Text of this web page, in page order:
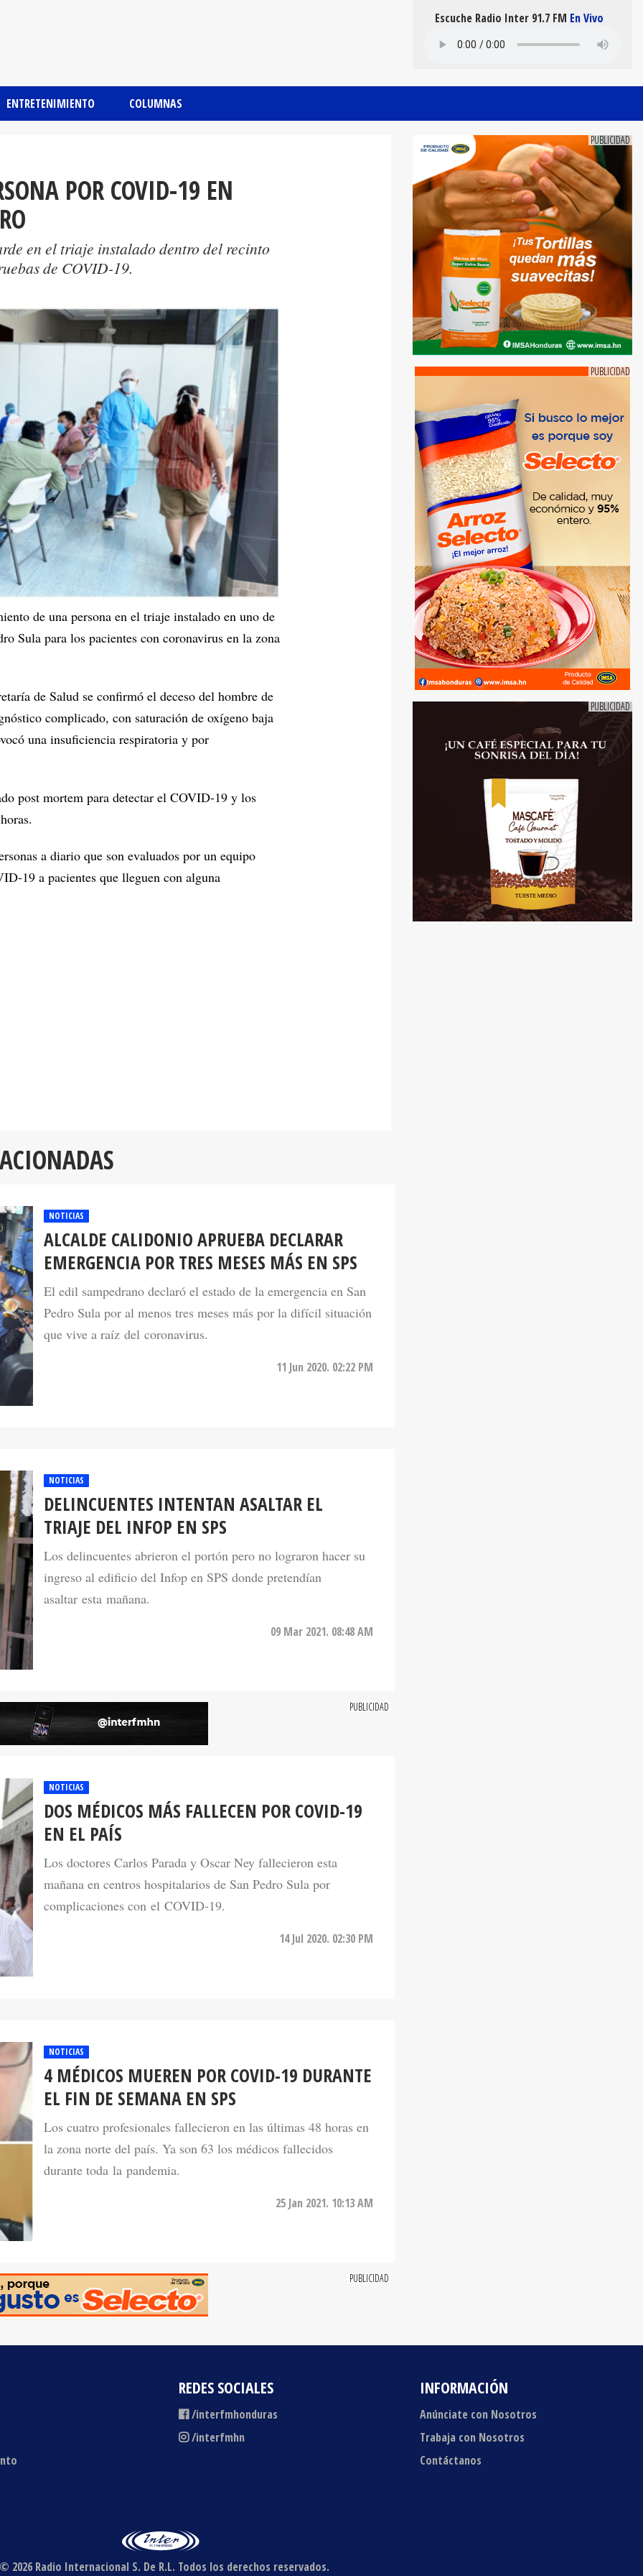
ENTRETENIMIENTO COLUMNAS
Escuche Radio Inter 91.7 FM En Vivo
POR COVID-19 EN
en el triaje instalado dentro del recinto
de COVID-19.
de una persona en el triaje instalado en uno de
Sula para los pacientes con coronavirus en la zona
de Salud se confirmó el deceso del hombre de
complicado, con saturación de oxígeno baja
una insuficiencia respiratoria y por
post mortem para detectar el COVID-19 y los
a diario que son evaluados por un equipo
19 a pacientes que lleguen con alguna
NOTICIAS
ALCALDE CALIDONIO APRUEBA DECLARAR
EMERGENCIA POR TRES MESES MÁS EN SPS
El edil sampedrano declaró el estado de la emergencia en San
Pedro Sula por al menos tres meses más por la difícil situación
que vive a raíz del coronavirus.
11 Jun 2020. 02:22 PM
NOTICIAS
DELINCUENTES INTENTAN ASALTAR EL
TRIAJE DEL INFOP EN SPS
Los delincuentes abrieron el portón pero no lograron hacer su
ingreso al edificio del Infop en SPS donde pretendían
asaltar esta mañana.
09 Mar 2021. 08:48 AM
DOS MÉDICOS MÁS FALLECEN POR COVID-19
EN EL PAÍS
Los doctores Carlos Parada y Oscar Ney fallecieron esta
mañana en centros hospitalarios de San Pedro Sula por
complicaciones con el COVID-19.
4 MÉDICOS MUEREN POR COVID-19 DURANTE
EL FIN DE SEMANA EN SPS
Los cuatro profesionales fallecieron en las últimas 48 horas en
la zona norte del país. Ya son 63 los médicos fallecidos
durante toda la pandemia.
REDES SOCIALES
/interfmhonduras
/interfmhn
INFORMACIÓN
Anúnciate con Nosotros
Trabaja con Nosotros
Contáctanos
© 2026 Radio Internacional S. De R.L. Todos los derechos reservados.